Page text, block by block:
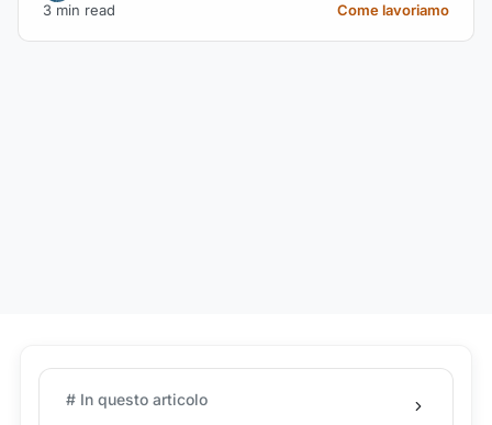
3 min read
Come lavoriamo
# In questo articolo